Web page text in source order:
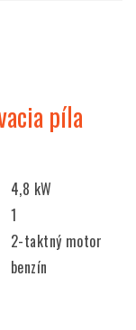
píla
4,8 kW
1
2-taktný motor
benzín